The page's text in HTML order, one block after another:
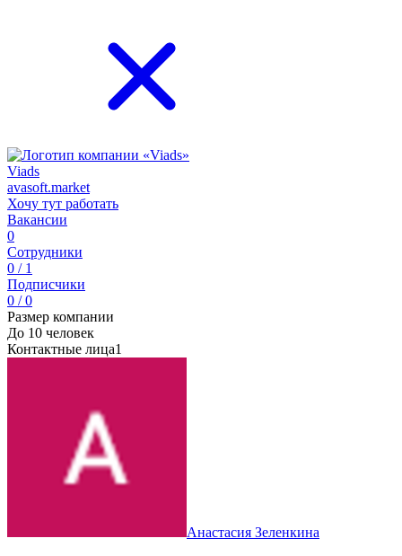
Viads
avasoft.market
Хочу тут работать
Вакансии
0
Сотрудники
0 / 1
Подписчики
0 / 0
Размер компании
До 10 человек
Контактные лица1
Анастасия Зеленкина